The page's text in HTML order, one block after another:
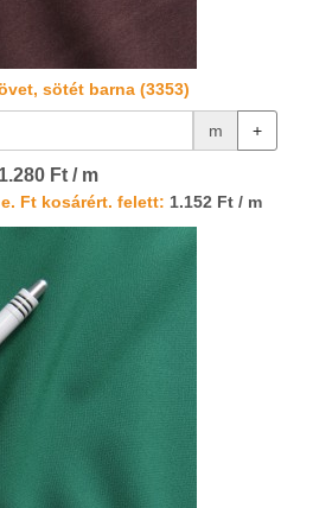
sötét barna (3353)
m +
1.280 Ft / m
Ft kosárért. felett: 1.152 Ft / m